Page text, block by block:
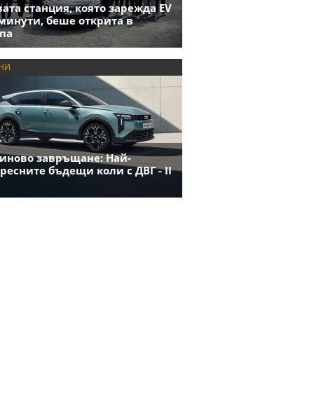
станция, която зарежда EV
беше открита в
завръщане: Най-
бъдещи коли с ДВГ - II